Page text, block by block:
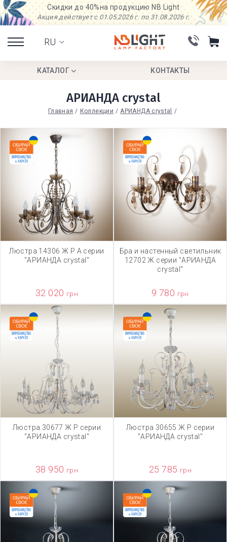
Скидки до 40%на продукцию NB Light
Акция действует с 01.05.2026 г. по 31.08.2026 г.
RU
КАТАЛОГ КОНТАКТЫ
АРИАНДА crystal
Главная Коллекции АРИАНДА crystal
Люстра 14306 Ж Р А серии
"АРИАНДА crystal"
32 020 грн
Бра и настенный светильник
12702 Ж серии "АРИАНДА
crystal"
9 780 грн
Люстра 30677 Ж Р серии
"АРИАНДА crystal"
38 950 грн
Люстра 30655 Ж Р серии
"АРИАНДА crystal"
25 785 грн